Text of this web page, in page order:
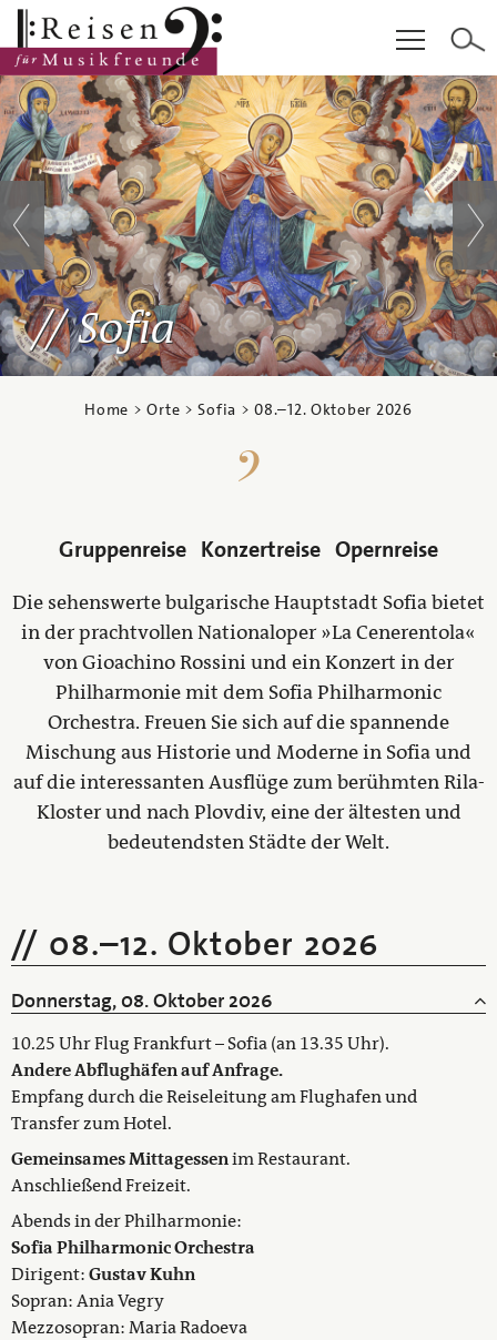
Hauptinhalt Fußzeile Cookie-Einstellungen
Sofia
Home >Orte >Sofia >08.–12. Oktober 2026
Gruppenreise Konzertreise Opernreise
Die sehenswerte bulgarische Hauptstadt Sofia bietet
in der prachtvollen Nationaloper »La Cenerentola«
von Gioachino Rossini und ein Konzert in der
Philharmonie mit dem Sofia Philharmonic
Orchestra. Freuen Sie sich auf die spannende
Mischung aus Historie und Moderne in Sofia und
auf die interessanten Ausflüge zum berühmten Rila-
Kloster und nach Plovdiv, eine der ältesten und
bedeutendsten Städte der Welt.
08.–12. Oktober 2026
Donnerstag, 08. Oktober 2026
10.25 Uhr Flug Frankfurt – Sofia (an 13.35 Uhr).
Andere Abflughäfen auf Anfrage.
Empfang durch die Reiseleitung am Flughafen und
Transfer zum Hotel.
Gemeinsames Mittagessenim Restaurant.
Anschließend Freizeit.
Abends in der Philharmonie:
Sofia Philharmonic Orchestra
Dirigent:Gustav Kuhn
Sopran: Ania Vegry
Mezzosopran: Maria Radoeva